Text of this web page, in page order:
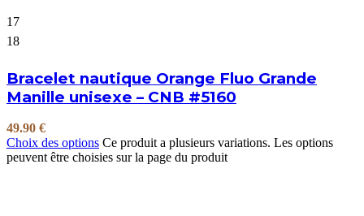
17
18
Bracelet nautique Orange Fluo Grande
Manille unisexe – CNB #5160
49.90 €
Choix des options Ce produit a plusieurs variations. Les options
peuvent être choisies sur la page du produit